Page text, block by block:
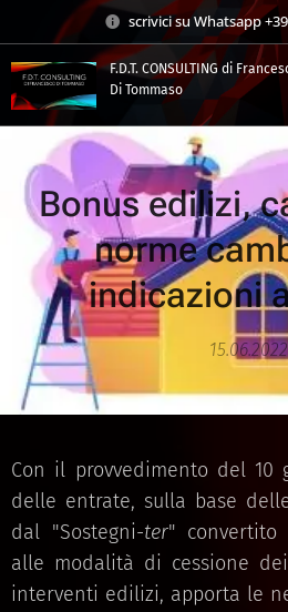
scrivici su Whatsapp
F.D.T. CONSULTING di
Di Tommaso
Bonus edilizi,
norme
indicazioni
15.06.2022
Con il provvedimento del 10
delle entrate, sulla base
dal "Sostegni-ter" convertito
alle modalità di cessione
interventi edilizi, apporta le